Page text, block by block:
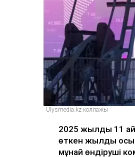
Ulysmedia.kz коллажы
2025 жылдың 11
өткен жылдың осы
мұнай өндіруші